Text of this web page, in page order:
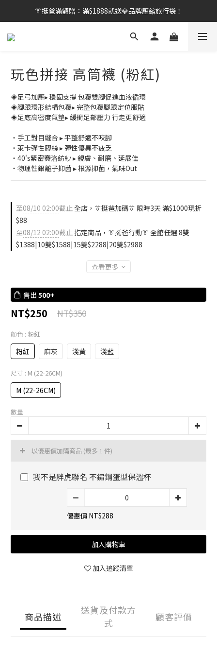
👔挺爸行動：全館襪款【最低$149起】✨立即下單！
【刷卡/電子支付限定】下單送✨WARX品牌質感杯袋！
👔挺爸行動：全館襪款【最低$149起】✨立即下單！
玩色拼接 高筒襪 (粉紅)
◈足弓加壓▸ 穩固支撐 包覆雙腳促進血液循環
◈腳跟環形結構包覆▸ 完整包覆腳跟定位服貼
◈足底高密度氣墊▸ 緩衝足部壓力 行走更舒適
・手工對目縫合 ▸ 平整舒適不咬腳
・萊卡彈性膠絲 ▸ 彈性優異不疲乏
・40's緊密賽洛紡紗 ▸ 親膚、耐磨、延展佳
・物理性銀離子抑菌 ▸ 根源抑菌，氣味Out
至08/10 02:00截止全店，👔挺爸加碼👔 限時3天 滿$1000現折
$88
至08/12 02:00截止 指定商品，👔挺爸行動👔 全館任選 8雙
$1388|10雙$1588|15雙$2288|20雙$2988
查看更多
售出 500+
NT$250 NT$350
顏色 : 粉紅
粉紅 麻灰 淺黃 淺藍
尺寸 : M (22-26CM)
M (22-26CM)
數量
以優惠價加購商品 (最多 1 件)
我不是胖虎聯名 不鏽鋼蛋型保溫杯
優惠價 NT$288
加入購物車
加入追蹤清單
商品描述
送貨及付款方
式
顧客評價